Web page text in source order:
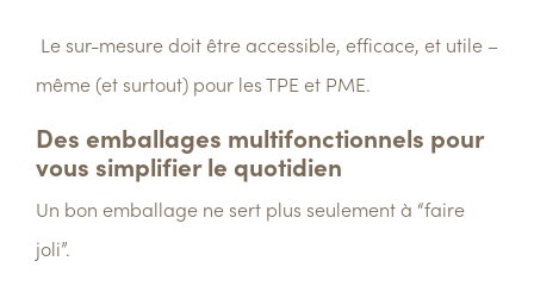
Le sur-mesure doit êtreaccessible, efficace, et utile –
même (et surtout) pour lesTPE et PME.
Des emballages multifonctionnels pour
vous simplifier le quotidien
Un bon emballage ne sert plus seulement à “faire
joli”.